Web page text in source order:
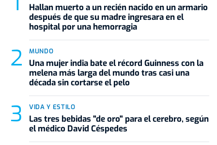
Hallan muerto a un recién nacido en un armario
después de que su madre ingresara en el
hospital por una hemorragia
MUNDO
Una mujer india bate el récord Guinness con la
melena más larga del mundo tras casi una
década sin cortarse el pelo
VIDA Y ESTILO
Las tres bebidas "de oro" para el cerebro, según
el médico David Céspedes